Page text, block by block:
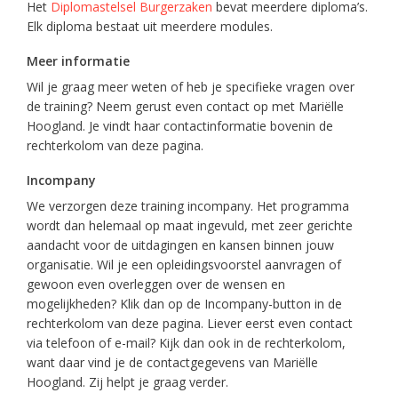
Het Diplomastelsel Burgerzaken bevat meerdere diploma’s.
Elk diploma bestaat uit meerdere modules.
Meer informatie
Wil je graag meer weten of heb je specifieke vragen over
de training? Neem gerust even contact op met Mariëlle
Hoogland. Je vindt haar contactinformatie bovenin de
rechterkolom van deze pagina.
Incompany
We verzorgen deze training incompany. Het programma
wordt dan helemaal op maat ingevuld, met zeer gerichte
aandacht voor de uitdagingen en kansen binnen jouw
organisatie. Wil je een opleidingsvoorstel aanvragen of
gewoon even overleggen over de wensen en
mogelijkheden? Klik dan op de Incompany-button in de
rechterkolom van deze pagina. Liever eerst even contact
via telefoon of e-mail? Kijk dan ook in de rechterkolom,
want daar vind je de contactgegevens van Mariëlle
Hoogland. Zij helpt je graag verder.